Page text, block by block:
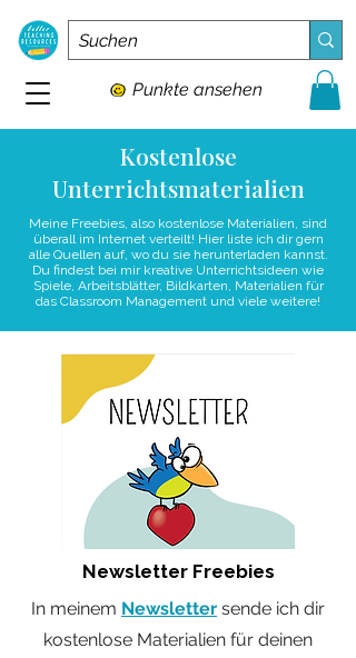
Punkte ansehen
Kostenlose
Unterrichtsmaterialien
Meine Freebies, also kostenlose Materialien, sind
überall im Internet verteilt! Hier liste ich dir gern
alle Quellen auf, wo du sie herunterladen kannst.
Du findest bei mir kreative Unterrichtsideen wie
Spiele, Arbeitsblätter, Bildkarten, Materialien für
das Classroom Management und viele weitere!
Newsletter Freebies
In meinem Newsletter sende ich dir
kostenlose Materialien für deinen